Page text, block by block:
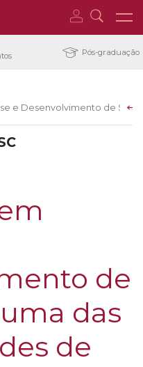
Pós-graduação
e Desenvolvimento de
de
das
de